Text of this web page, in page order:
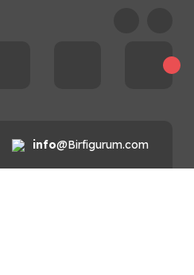
info@Birfigurum.com